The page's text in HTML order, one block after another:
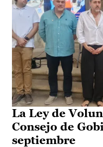
La Ley de
Consejo de
septiembre